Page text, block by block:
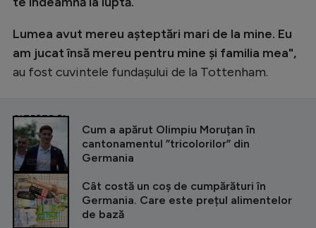
Lumea avut mereu așteptări mari de la mine. Eu
am jucat însă mereu pentru mine și familia mea",
au fost cuvintele fundașului de la Tottenham.
CITEȘTE ȘI
Cum a apărut Olimpiu Moruțan în
cantonamentul ”tricolorilor” din
Germania
Cât costă un coș de cumpărături în
Germania. Care este prețul alimentelor
de bază